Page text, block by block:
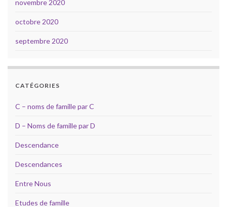
novembre 2020
octobre 2020
septembre 2020
CATÉGORIES
C – noms de famille par C
D – Noms de famille par D
Descendance
Descendances
Entre Nous
Etudes de famille